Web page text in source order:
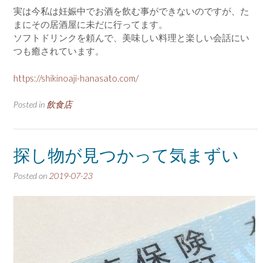
実は今私は妊娠中でお酒を飲む事ができないのですが、た
まにその居酒屋に未だに行ってます。
ソフトドリンクを頼んで、美味しい料理と楽しい会話にい
つも癒されています。
https://shikinoaji-hanasato.com/
Posted in 飲食店
探し物が見つかって気まずい
Posted on2019-07-23